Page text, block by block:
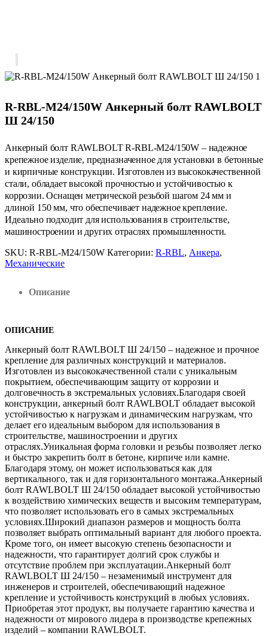
R-RBL-M24/150W Анкерный болт RAWLBOLT
Ш 24/150
Анкерный болт RAWLBOLT R-RBL-M24/150W – надежное
крепежное изделие, предназначенное для установки в бетонные
и кирпичные конструкции. Изготовлен из высококачественной
стали, обладает высокой прочностью и устойчивостью к
коррозии. Оснащен метрической резьбой шагом 24 мм и
длиной 150 мм, что обеспечивает надежное крепление.
Идеально подходит для использования в строительстве,
машиностроении и других отраслях промышленности.
SKU: R-RBL-M24/150W Категории: R-RBL, Анкера,
Механические
Описание
ОПИСАНИЕ
Анкерный болт RAWLBOLT Ш 24/150 – надежное и прочное
крепление для различных конструкций и материалов.
Изготовлен из высококачественной стали с уникальным
покрытием, обеспечивающим защиту от коррозии и
долговечность в экстремальных условиях.Благодаря своей
конструкции, анкерный болт RAWLBOLT обладает высокой
устойчивостью к нагрузкам и динамическим нагрузкам, что
делает его идеальным выбором для использования в
строительстве, машиностроении и других
отраслях.Уникальная форма головки и резьбы позволяет легко
и быстро закрепить болт в бетоне, кирпиче или камне.
Благодаря этому, он может использоваться как для
вертикального, так и для горизонтального монтажа.Анкерный
болт RAWLBOLT Ш 24/150 обладает высокой устойчивостью
к воздействию химических веществ и высоким температурам,
что позволяет использовать его в самых экстремальных
условиях.Широкий диапазон размеров и мощность болта
позволяет выбрать оптимальный вариант для любого проекта.
Кроме того, он имеет высокую степень безопасности и
надежности, что гарантирует долгий срок службы и
отсутствие проблем при эксплуатации.Анкерный болт
RAWLBOLT Ш 24/150 – незаменимый инструмент для
инженеров и строителей, обеспечивающий надежное
крепление и устойчивость конструкций в любых условиях.
Приобретая этот продукт, вы получаете гарантию качества и
надежности от мирового лидера в производстве крепежных
изделий – компании RAWLBOLT.